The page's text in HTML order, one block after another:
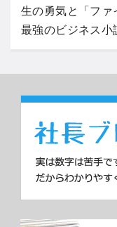
生の勇気と「フ
最強のビジネス小